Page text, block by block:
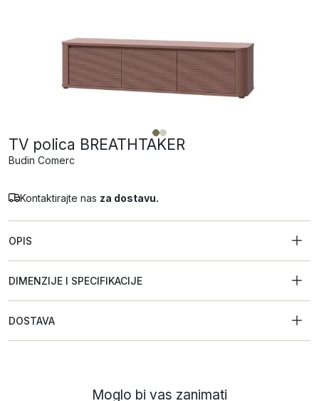
TV polica BREATHTAKER
Budin Comerc
Kontaktirajte nas za dostavu.
OPIS
DIMENZIJE I SPECIFIKACIJE
DOSTAVA
Moglo bi vas zanimati